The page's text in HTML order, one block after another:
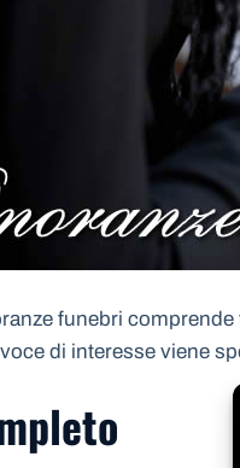
funebri
di interesse viene